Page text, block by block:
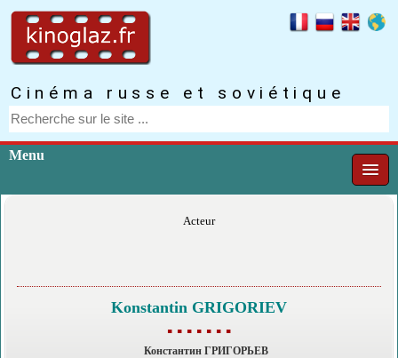
Cinéma russe et soviétique
Menu
Acteur
Konstantin GRIGORIEV
▪ ▪ ▪ ▪ ▪ ▪ ▪
Константин ГРИГОРЬЕВ